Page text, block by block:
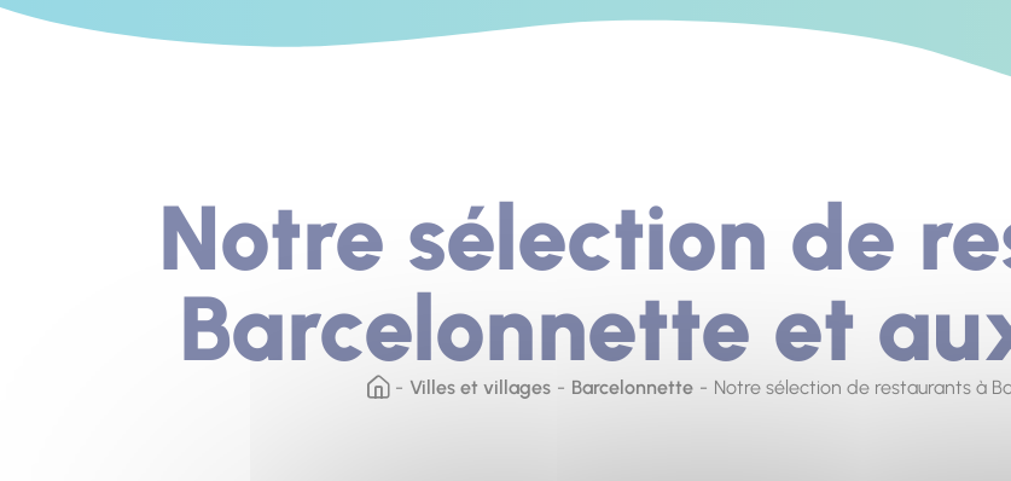
Notre sélection de
Barcelonnette et
Villes et villages Barcelonnette Notre sélection de restaurants à